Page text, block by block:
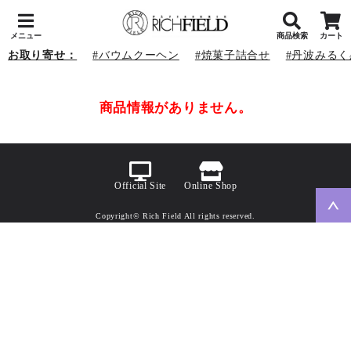
メニュー 商品検索 カート
お取り寄せ： バウムクーヘン 焼菓子詰合せ 丹波みる
商品情報がありません。
Official Site Online Shop
Copyright© Rich Field All rights reserved.